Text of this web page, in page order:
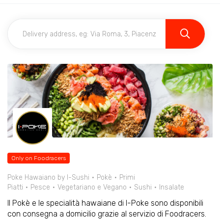
Only on Foodracers
Poke Hawaiano by I-Sushi Pokè
Primi
Piatti
Pesce Vegetariano e Vegano Sushi Insalate
Il Pokè e le specialità hawaiane di I-Poke sono disponibili
con consegna a domicilio grazie al servizio di Foodracers.